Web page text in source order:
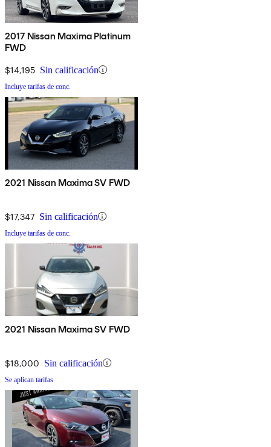
2017 Nissan Maxima Platinum
FWD
$14,195 Sin calificación
Incluye tarifas de conc.
2021 Nissan Maxima SV FWD
$17,347 Sin calificación
Incluye tarifas de conc.
2021 Nissan Maxima SV FWD
$18,000 Sin calificación
Se aplican tarifas